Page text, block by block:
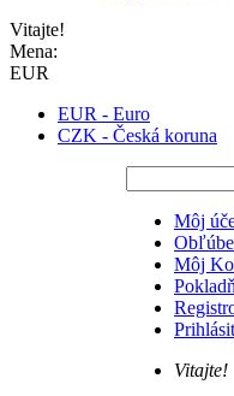
Vitajte!
Mena:
EUR
EUR - Euro
CZK - Česká koruna
Môj
Môj
Vitajte!